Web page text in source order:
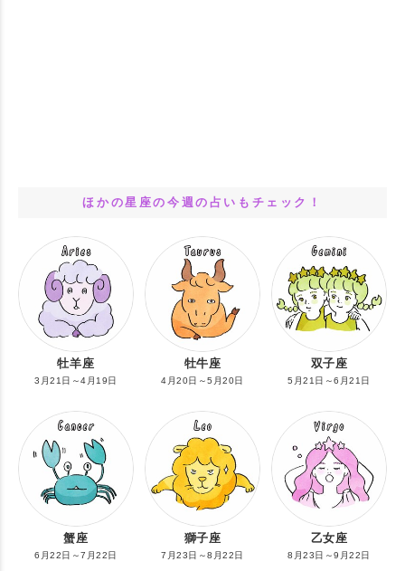
ほかの星座の今週の占いもチェック！
牡羊座
3月21日～4月19日
牡牛座
4月20日～5月20日
双子座
5月21日～6月21日
蟹座
6月22日～7月22日
獅子座
7月23日～8月22日
乙女座
8月23日～9月22日